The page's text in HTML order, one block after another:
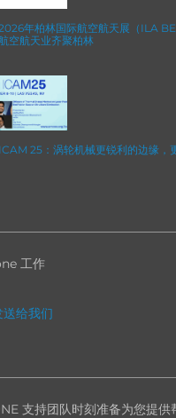
年柏林国际航空航天展（ILA
空航天业齐聚柏林
ICAM 25：涡轮机械更锐利的边缘，
工作
给我们
支持团队时刻准备为您提供